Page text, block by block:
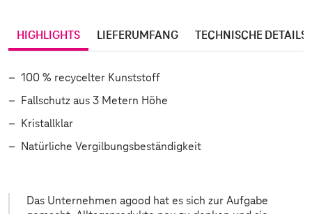
HIGHLIGHTS LIEFERUMFANG TECHNISCHE DETAILS
100 % recycelter Kunststoff
Fallschutz aus 3 Metern Höhe
Kristallklar
Natürliche Vergilbungsbeständigkeit
Das Unternehmen agood hat es sich zur Aufgabe